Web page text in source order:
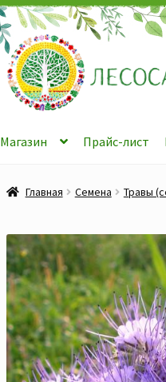
Перейти
к
навигации
Перейти
к
содержимому
Магазин Прайс-лист
Главная Семена Травы